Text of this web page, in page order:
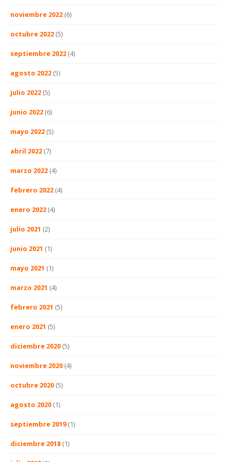
noviembre 2022 (6)
octubre 2022 (5)
septiembre 2022 (4)
agosto 2022 (5)
julio 2022 (5)
junio 2022 (6)
mayo 2022 (5)
abril 2022 (7)
marzo 2022 (4)
febrero 2022 (4)
enero 2022 (4)
julio 2021 (2)
junio 2021 (1)
mayo 2021 (1)
marzo 2021 (4)
febrero 2021 (5)
enero 2021 (5)
diciembre 2020 (5)
noviembre 2020 (4)
octubre 2020 (5)
agosto 2020 (1)
septiembre 2019(1)
diciembre 2018 (1)